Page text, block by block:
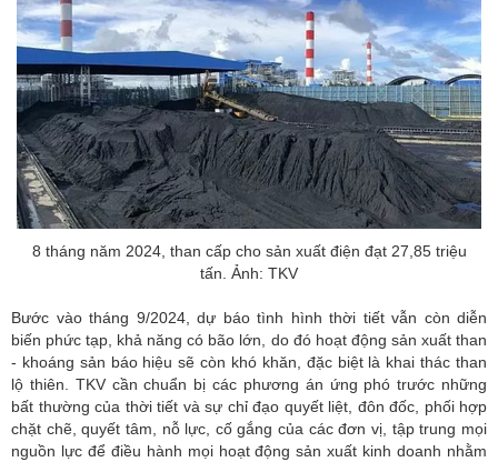
8 tháng năm 2024, than cấp cho sản xuất điện đạt 27,85 triệu
tấn. Ảnh: TKV
Bước vào tháng 9/2024, dự báo tình hình thời tiết vẫn còn diễn
biến phức tạp, khả năng có bão lớn, do đó hoạt động sản xuất than
- khoáng sản báo hiệu sẽ còn khó khăn, đặc biệt là khai thác than
lộ thiên. TKV cần chuẩn bị các phương án ứng phó trước những
bất thường của thời tiết và sự chỉ đạo quyết liệt, đôn đốc, phối hợp
chặt chẽ, quyết tâm, nỗ lực, cố gắng của các đơn vị, tập trung mọi
nguồn lực để điều hành mọi hoạt động sản xuất kinh doanh nhằm